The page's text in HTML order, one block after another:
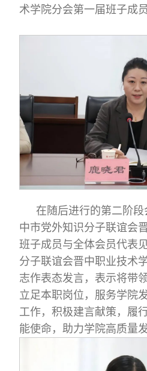
术学院分会第一届班子成员
在随后进行的第二阶
中市党外知识分子联谊会
班子成员与全体会员代表
分子联谊会晋中职业技术
志作表态发言，表示将带
立足本职岗位，服务学院
工作，积极建言献策，履
能使命，助力学院高质量发